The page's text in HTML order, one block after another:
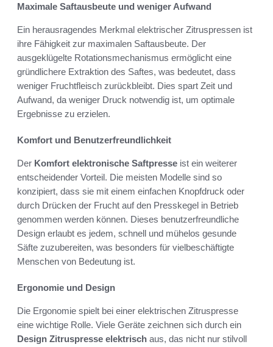
Maximale Saftausbeute und weniger Aufwand
Ein herausragendes Merkmal elektrischer Zitruspressen ist
ihre Fähigkeit zur maximalen Saftausbeute. Der
ausgeklügelte Rotationsmechanismus ermöglicht eine
gründlichere Extraktion des Saftes, was bedeutet, dass
weniger Fruchtfleisch zurückbleibt. Dies spart Zeit und
Aufwand, da weniger Druck notwendig ist, um optimale
Ergebnisse zu erzielen.
Komfort und Benutzerfreundlichkeit
Der Komfort elektronische Saftpresse ist ein weiterer
entscheidender Vorteil. Die meisten Modelle sind so
konzipiert, dass sie mit einem einfachen Knopfdruck oder
durch Drücken der Frucht auf den Presskegel in Betrieb
genommen werden können. Dieses benutzerfreundliche
Design erlaubt es jedem, schnell und mühelos gesunde
Säfte zuzubereiten, was besonders für vielbeschäftigte
Menschen von Bedeutung ist.
Ergonomie und Design
Die Ergonomie spielt bei einer elektrischen Zitruspresse
eine wichtige Rolle. Viele Geräte zeichnen sich durch ein
Design Zitruspresse elektrisch aus, das nicht nur stilvoll